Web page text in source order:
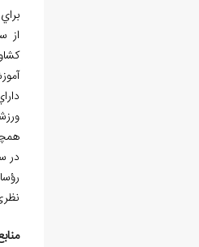
از
داراي 6 كارگاه مكانيك، ساختمان، صنايع چوب، سايت كامپيوتر، كارگاه
ورزشي
در سال